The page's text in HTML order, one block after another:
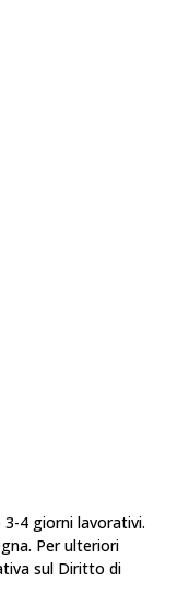
4 giorni lavorativi.
Per ulteriori
sul Diritto di